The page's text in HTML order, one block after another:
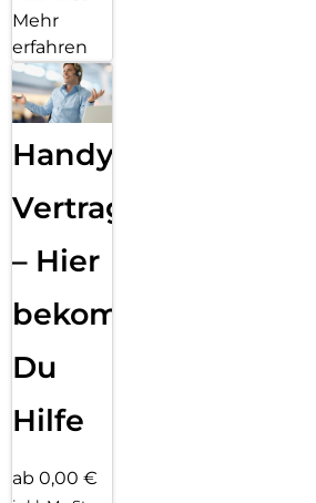
Mehr
erfahren
Handy
Vertragsabwicklung
– Hier
bekommst
Du
Hilfe
ab 0,00 €